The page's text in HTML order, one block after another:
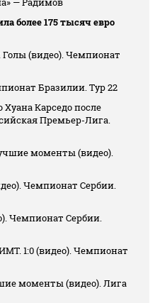
более 175 тысяч евро
(видео). Чемпионат
Бразилии. Тур 22
Карседо после
Премьер-Лига.
моменты (видео).
Чемпионат Сербии.
Чемпионат Сербии.
1:0 (видео). Чемпионат
моменты (видео). Лига